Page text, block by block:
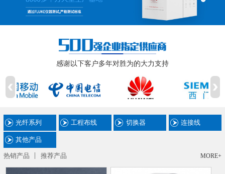
感谢以下客户多年对胜为的大力支持
光纤系列 工程布线 切换器 连接线
其他产品
热销产品 推荐产品 MORE+